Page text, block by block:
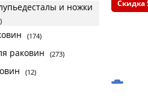
и ножки
(174)
раковин (273)
(12)
Скидка